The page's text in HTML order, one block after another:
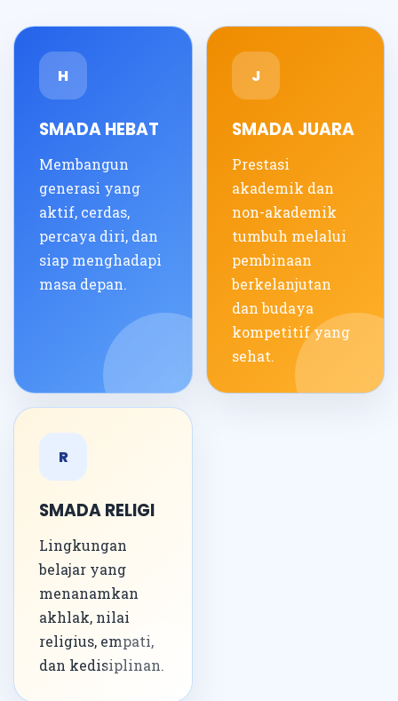
H
SMADA HEBAT
Membangun
generasi yang
aktif, cerdas,
percaya diri, dan
siap menghadapi
masa depan.
J
SMADA JUARA
Prestasi
akademik dan
non-akademik
tumbuh melalui
pembinaan
berkelanjutan
dan budaya
kompetitif yang
sehat.
R
SMADA RELIGI
Lingkungan
belajar yang
menanamkan
akhlak, nilai
religius, empati,
dan kedisiplinan.